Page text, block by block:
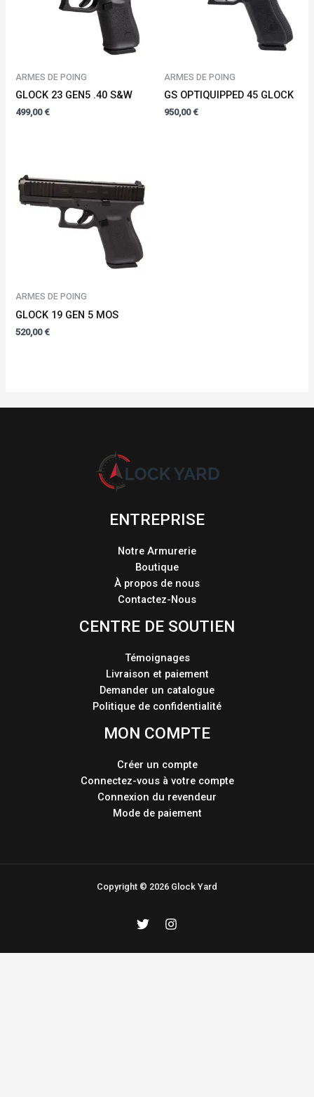
ARMES DE POING
GLOCK 23 GEN5 .40 S&W
499,00€
ARMES DE POING
GS OPTIQUIPPED 45 GLOCK
950,00€
ARMES DE POING
GLOCK 19 GEN 5 MOS
520,00€
ENTREPRISE
Notre Armurerie
Boutique
À propos de nous
Contactez-Nous
CENTRE DE SOUTIEN
Témoignages
Livraison et paiement
Demander un catalogue
Politique de confidentialité
MON COMPTE
Créer un compte
Connectez-vous à votre compte
Connexion du revendeur
Mode de paiement
Copyright © 2026 Glock Yard